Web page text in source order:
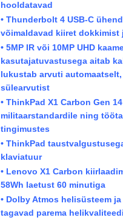
hooldatavad
• Thunderbolt 4 USB-C
võimaldavad kiiret dokkimist
• 5MP IR või 10MP UHD
kasutajatuvastusega aitab
lukustab arvuti
sülearvutist
• ThinkPad X1 Carbon Gen
militaarstandardile ning
tingimustes
• ThinkPad
klaviatuur
• Lenovo X1 Carbon
58Wh laetust 60 minutiga
• Dolby Atmos helisüsteem
tagavad parema helikvaliteedi